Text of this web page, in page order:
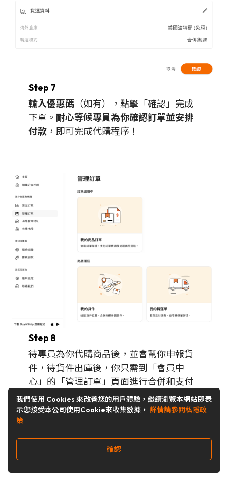
Step 7
輸入優惠碼 （如有），點擊「確認」完成
下單。 耐心等候專員為你確認訂單並安排
付款 ，即可完成代購程序！
Step 8
待專員為你代購商品後，並會幫你申報貨
件，待貨件出庫後，你只需到「會員中
心」的「管理訂單」頁面進行合併和支付
運費，隨後便能於自提點領取到你的代購
商品或送貨上門。
我們使用 Cookies 來改善您的用戶體驗，繼續瀏覽本網站即表
示您接受本公司使用Cookie來收集數據， 詳情請參閱私隱政
策
確認